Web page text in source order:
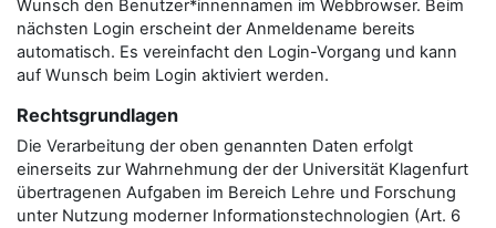
Wunsch den Benutzer*innennamen im Webbrowser. Beim
nächsten Login erscheint der Anmeldename bereits
automatisch. Es vereinfacht den Login-Vorgang und kann
auf Wunsch beim Login aktiviert werden.
Rechtsgrundlagen
Die Verarbeitung der oben genannten Daten erfolgt
einerseits zur Wahrnehmung der der Universität Klagenfurt
übertragenen Aufgaben im Bereich Lehre und Forschung
unter Nutzung moderner Informationstechnologien (Art. 6